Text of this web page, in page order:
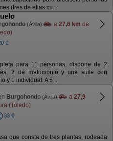
(tres de ellas cu ...
(Ávila) a 27,6 km de
€
para 11 personas, dispone de 2
2 de matrimonio y una suite con
y 1 individual. A 5 ...
Burgohondo (Ávila) a 27,9
(Toledo)
33 €
que consta de tres plantas, rodeada